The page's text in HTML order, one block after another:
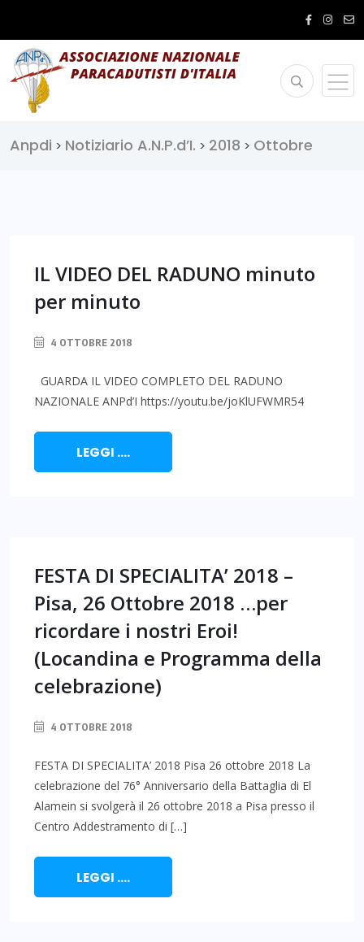
Anpdi > Notiziario A.N.P.d’I. > 2018 > Ottobre
IL VIDEO DEL RADUNO minuto
per minuto
4 OTTOBRE 2018
GUARDA IL VIDEO COMPLETO DEL RADUNO
NAZIONALE ANPd’I https://youtu.be/joKlUFWMR54
LEGGI ....
FESTA DI SPECIALITA’ 2018 –
Pisa, 26 Ottobre 2018 …per
ricordare i nostri Eroi!
(Locandina e Programma della
celebrazione)
4 OTTOBRE 2018
FESTA DI SPECIALITA’ 2018 Pisa 26 ottobre 2018 La
celebrazione del 76° Anniversario della Battaglia di El
Alamein si svolgerà il 26 ottobre 2018 a Pisa presso il
Centro Addestramento di […]
LEGGI ....